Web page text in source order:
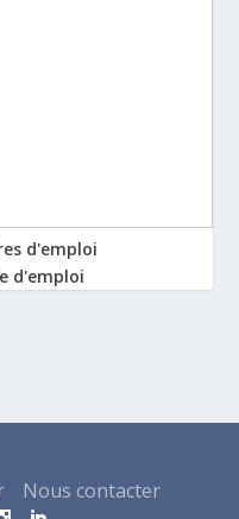
d'emploi
d'emploi
Nous contacter